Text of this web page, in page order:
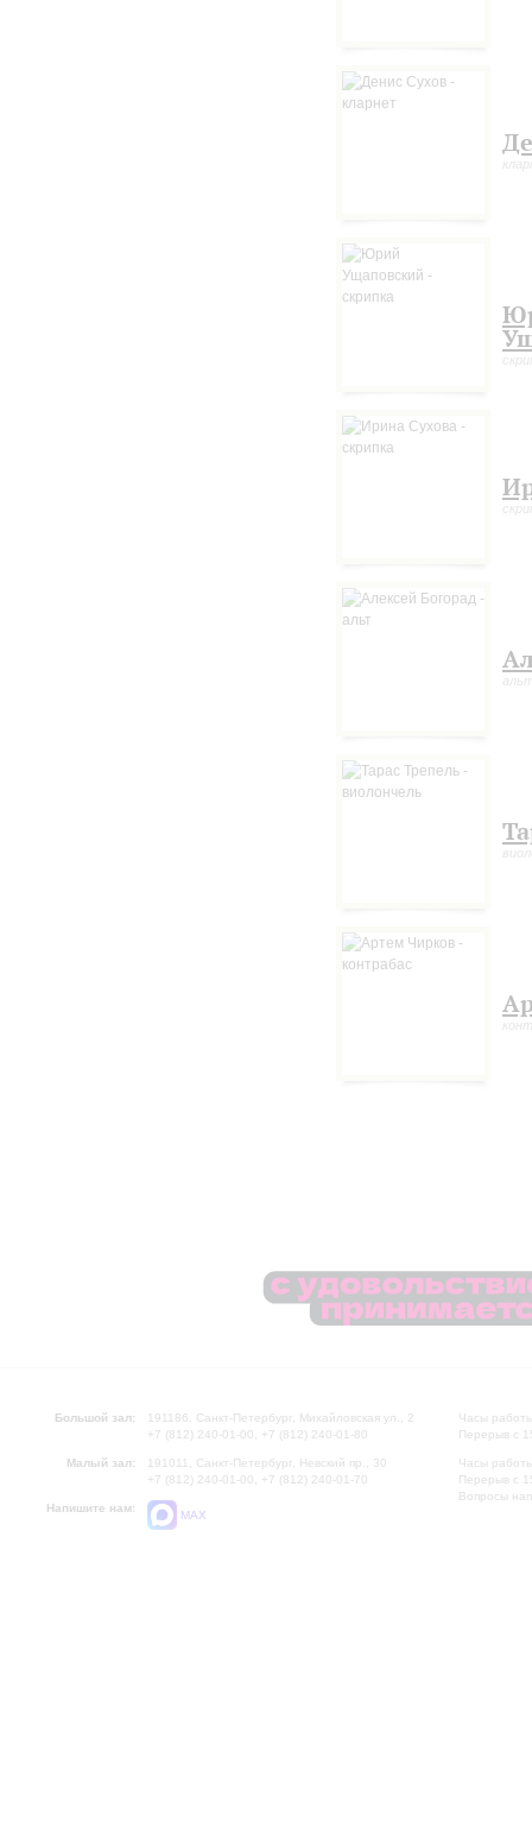
Большой зал:
191186, Санкт-Петербург, Михайловская ул., 2
+7 (812) 240-01-00, +7 (812) 240-01-80
Малый зал:
191011, Санкт-Петербург, Невский пр., 30
+7 (812) 240-01-00, +7 (812) 240-01-70
Напишите нам:
MAX
Часы
Перерыв с
Часы
Перерыв с
Вопросы